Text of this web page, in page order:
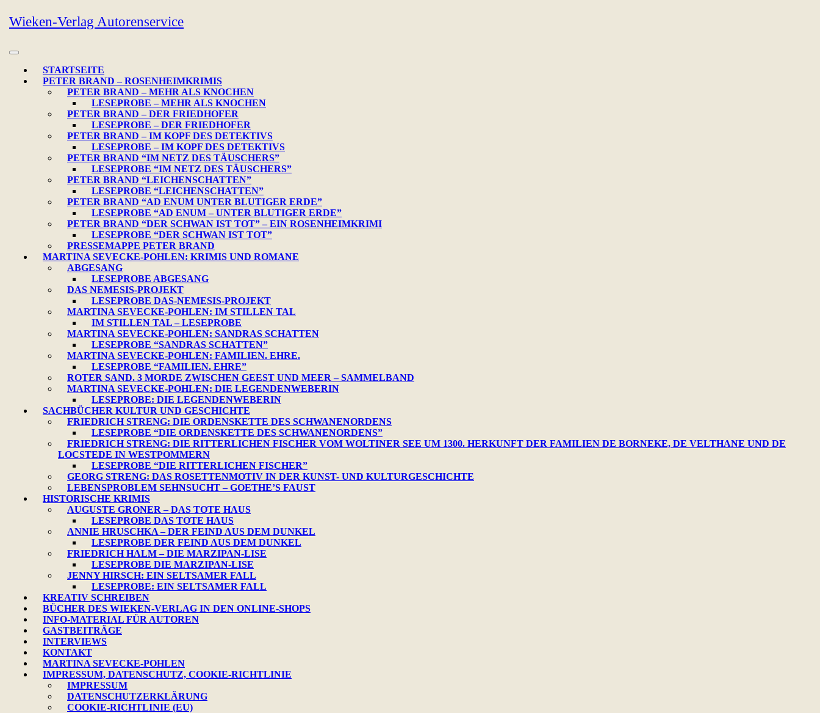
Skip
to
Wieken-Verlag Autorenservice
Open
STARTSEITE
PETER BRAND – ROSENHEIMKRIMIS
PETER BRAND – MEHR ALS KNOCHEN
LESEPROBE – MEHR ALS KNOCHEN
PETER BRAND – DER FRIEDHOFER
LESEPROBE – DER FRIEDHOFER
PETER BRAND – IM KOPF DES DETEKTIVS
LESEPROBE – IM KOPF DES DETEKTIVS
PETER BRAND “IM NETZ DES TÄUSCHERS”
LESEPROBE “IM NETZ DES TÄUSCHERS”
PETER BRAND “LEICHENSCHATTEN”
LESEPROBE “LEICHENSCHATTEN”
PETER BRAND “AD ENUM UNTER BLUTIGER ERDE”
LESEPROBE “AD ENUM – UNTER BLUTIGER ERDE”
PETER BRAND “DER SCHWAN IST TOT” – EIN ROSENHEIMKRIMI
LESEPROBE “DER SCHWAN IST TOT”
PRESSEMAPPE PETER BRAND
MARTINA SEVECKE-POHLEN: KRIMIS UND ROMANE
ABGESANG
LESEPROBE ABGESANG
DAS NEMESIS-PROJEKT
LESEPROBE DAS-NEMESIS-PROJEKT
MARTINA SEVECKE-POHLEN: IM STILLEN TAL
IM STILLEN TAL – LESEPROBE
MARTINA SEVECKE-POHLEN: SANDRAS SCHATTEN
LESEPROBE “SANDRAS SCHATTEN”
MARTINA SEVECKE-POHLEN: FAMILIEN. EHRE.
LESEPROBE “FAMILIEN. EHRE”
ROTER SAND. 3 MORDE ZWISCHEN GEEST UND MEER – SAMMELBAND
MARTINA SEVECKE-POHLEN: DIE LEGENDENWEBERIN
LESEPROBE: DIE LEGENDENWEBERIN
SACHBÜCHER KULTUR UND GESCHICHTE
FRIEDRICH STRENG: DIE ORDENSKETTE DES SCHWANENORDENS
LESEPROBE “DIE ORDENSKETTE DES SCHWANENORDENS”
FRIEDRICH STRENG: DIE RITTERLICHEN FISCHER VOM WOLTINER SEE UM 1300. HERKUNFT DER FAMILIEN DE BORNEKE, DE VELTHANE UND DE
LOCSTEDE IN WESTPOMMERN
LESEPROBE “DIE RITTERLICHEN FISCHER”
GEORG STRENG: DAS ROSETTENMOTIV IN DER KUNST- UND KULTURGESCHICHTE
LEBENSPROBLEM SEHNSUCHT – GOETHE’S FAUST
HISTORISCHE KRIMIS
AUGUSTE GRONER – DAS TOTE HAUS
LESEPROBE DAS TOTE HAUS
ANNIE HRUSCHKA – DER FEIND AUS DEM DUNKEL
LESEPROBE DER FEIND AUS DEM DUNKEL
FRIEDRICH HALM – DIE MARZIPAN-LISE
LESEPROBE DIE MARZIPAN-LISE
JENNY HIRSCH: EIN SELTSAMER FALL
LESEPROBE: EIN SELTSAMER FALL
KREATIV SCHREIBEN
BÜCHER DES WIEKEN-VERLAG IN DEN ONLINE-SHOPS
INFO-MATERIAL FÜR AUTOREN
GASTBEITRÄGE
INTERVIEWS
KONTAKT
MARTINA SEVECKE-POHLEN
IMPRESSUM, DATENSCHUTZ, COOKIE-RICHTLINIE
IMPRESSUM
DATENSCHUTZERKLÄRUNG
COOKIE-RICHTLINIE (EU)